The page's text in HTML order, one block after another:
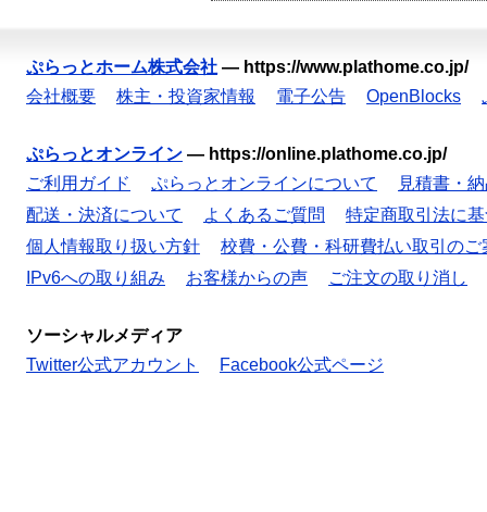
ぷらっとホーム株式会社 — https://www.plathome.co.jp/
会社概要
株主・投資家情報 電子公告 OpenBlocks
ぷらっとオンライン — https://online.plathome.co.jp/
ご利用ガイド
ぷらっとオンラインについて
見積書・
配送・決済について
よくあるご質問
特定商取引法に
個人情報取り扱い方針
校費・公費・科研費払い取引のご
IPv6への取り組み
お客様からの声 ご注文の取り消し
ソーシャルメディア
Twitter公式アカウント
Facebook公式ページ